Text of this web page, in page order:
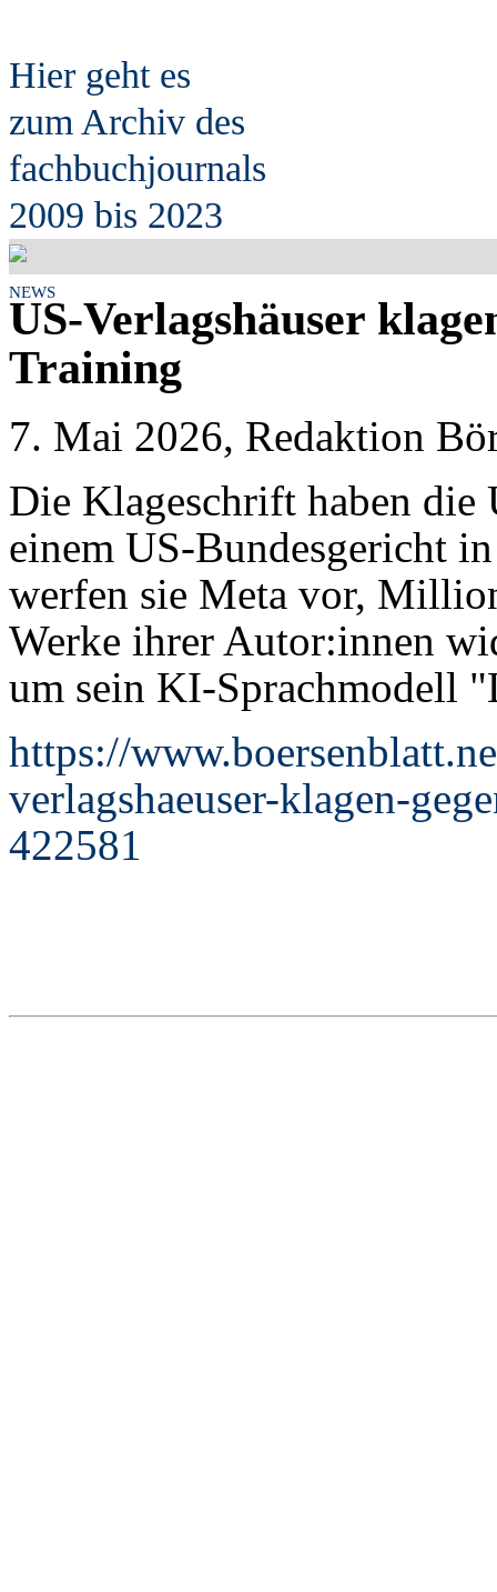
Hier geht es
zum Archiv des
fachbuchjournals
2009 bis 2023
NEWS
US-Verlagshäuser
Training
7. Mai 2026, Redaktion
Die Klageschrift haben die
einem US-Bundesgericht
werfen sie Meta vor,
Werke ihrer Autor:innen
um sein KI-Sprachmodell
https://
verlagshaeuser-klagen-
422581